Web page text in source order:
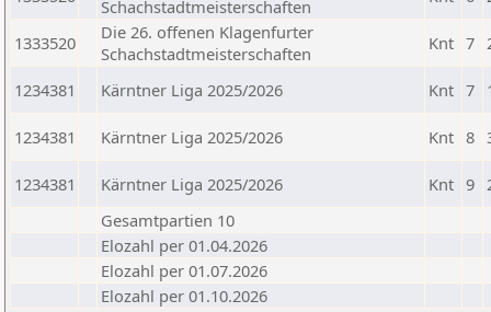
Schachstadtmeisterschaften
1333520
Die 26. offenen Klagenfurter
Schachstadtmeisterschaften
Knt 7
1234381 Kärntner Liga 2025/2026 Knt 7
1234381 Kärntner Liga 2025/2026 Knt 8
1234381 Kärntner Liga 2025/2026 Knt 9
Gesamtpartien 10
Elozahl per 01.04.2026
Elozahl per 01.07.2026
Elozahl per 01.10.2026